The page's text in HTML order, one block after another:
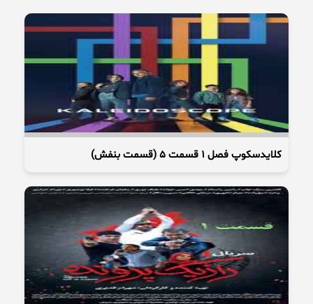
کلایدسکوپ فصل 1 قسمت 5 (قسمت بنفش)